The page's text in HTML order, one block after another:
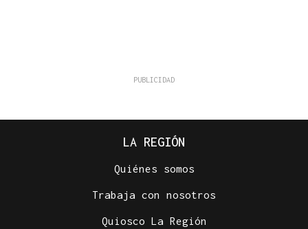
LA REGIÓN
Quiénes somos
Trabaja con nosotros
Quiosco La Región